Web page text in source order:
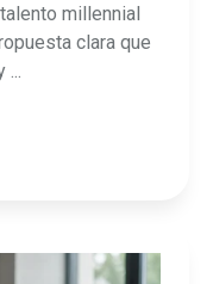
millennial
clara que